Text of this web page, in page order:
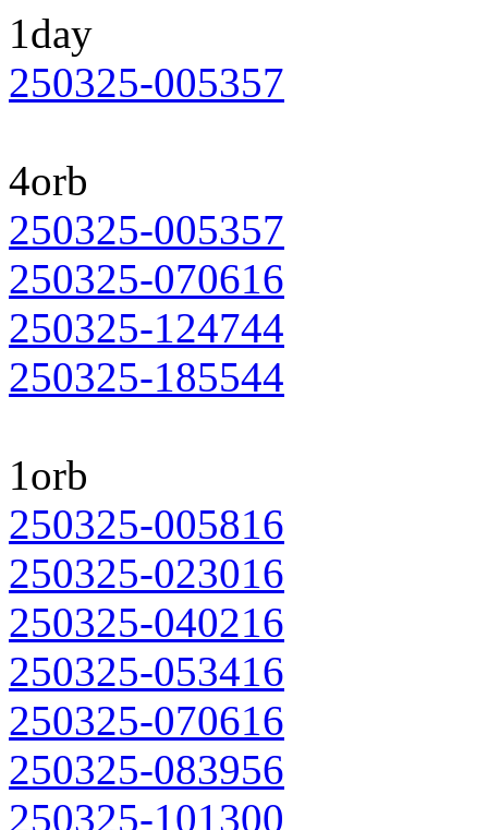
1day
250325-005357
4orb
250325-005357
250325-070616
250325-124744
250325-185544
1orb
250325-005816
250325-023016
250325-040216
250325-053416
250325-070616
250325-083956
250325-101300